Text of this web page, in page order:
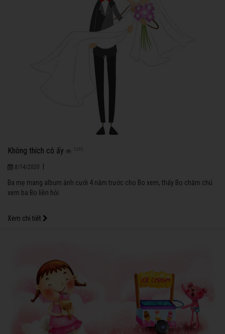
Không thích cô ấy 1295
8/14/2020 |
Ba mẹ mang album ảnh cưới 4 năm trước cho Bo xem, thấy Bo chăm chú
xem ba Bo liền hỏi:
Xem chi tiết